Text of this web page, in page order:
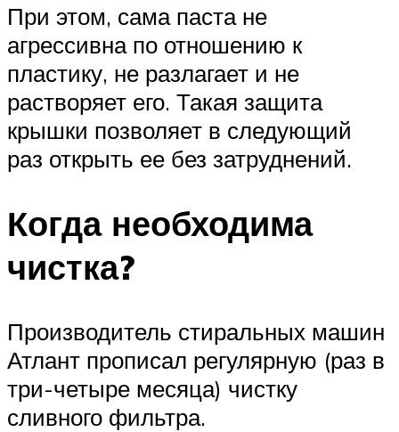
При этом, сама паста не
агрессивна по отношению к
пластику, не разлагает и не
растворяет его. Такая защита
крышки позволяет в следующий
раз открыть ее без затруднений.
Когда необходима
чистка?
Производитель стиральных машин
Атлант прописал регулярную (раз в
три-четыре месяца) чистку
сливного фильтра.